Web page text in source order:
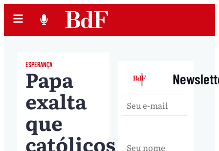
ESPERANÇA
Papa
exalta
que
católicos
|